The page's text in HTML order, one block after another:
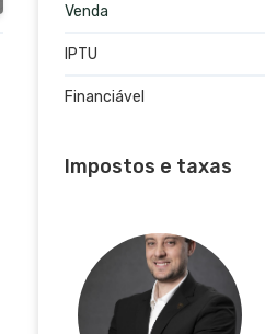
Venda
IPTU
Financiável
Impostos e taxas